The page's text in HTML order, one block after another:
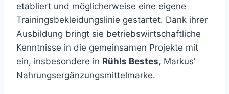
etabliert und möglicherweise eine eigene
Trainingsbekleidungslinie gestartet. Dank ihrer
Ausbildung bringt sie betriebswirtschaftliche
Kenntnisse in die gemeinsamen Projekte mit
ein, insbesondere in Rühls Bestes, Markus’
Nahrungsergänzungsmittelmarke.